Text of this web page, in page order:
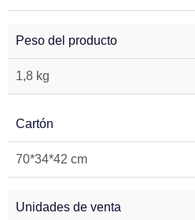
Peso del producto
1,8 kg
Cartón
70*34*42 cm
Unidades de venta